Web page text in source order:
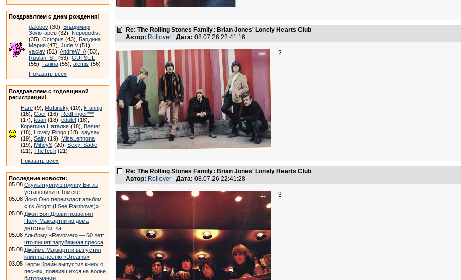
Поздравляем с днем рождения!
dalobov (30), Владимир
Золотарёв (32), Nupogodist
(35), Octopus (43), Бардина
Мария (47), Jude V(51),
vaclav (51), AndreW_A(53),
Ruslan_SF (53), GUTSUL
(55), Галіна (55), alemis (56)
Показать всех
Поздравляем с годовщиной
регистрации!
Hare (9), Muftinsky (10), k-annja
(16), Caer (16), RedFinger***
(17), ksan (18), edulet (18),
Корепина Наталия (18), Baster
(18), Lovely Ringo (18), saysay
(19), Salty (19), MissLennona
(19), MiheyS (20), Sexy_Sadie
(21), TheTech (21)
Показать всех
Последние новости:
05.08 Скульптурную группу Битлз
установили в Томске
05.08 Йоко Оно переиздаст альбом
«It’s Alright (I See Rainbows)»
05.08 Джон Бон Джови позвонил
Полу Маккартни из дома
детства битла
05.08 Альбому «Revolver» — 60 лет:
что пишет зарубежная пресса
05.08 Джеймс Маккартни выпустил
клип на песню «Dreams»
03.08 Терри Крейн выпустил книгу о
песнях, появившихся на волне
битломании
Re: The Rolling Stones Family: Brian Jones' Lonely Hearts Club
Автор: Rollover Дата: 08.07.26 22:41:16
2
Re: The Rolling Stones Family: Brian Jones' Lonely Hearts Club
Автор: Rollover Дата: 08.07.26 22:41:28
3